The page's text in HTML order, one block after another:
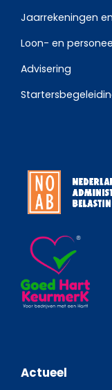
Jaarrekeningen
Loon- en
Advisering
Actueel